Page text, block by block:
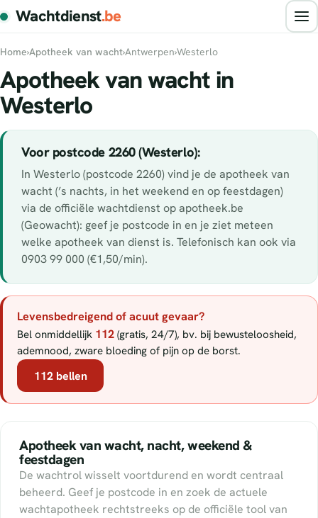
Wachtdienst.be
Home›Apotheek van wacht›Antwerpen›Westerlo
Apotheek van wacht in
Westerlo
Voor postcode 2260 (Westerlo):
In Westerlo (postcode 2260) vind je de apotheek van
wacht (’s nachts, in het weekend en op feestdagen)
via de officiële wachtdienst op apotheek.be
(Geowacht): geef je postcode in en je ziet meteen
welke apotheek van dienst is. Telefonisch kan ook via
0903 99 000 (€1,50/min).
Levensbedreigend of acuut gevaar?
Bel onmiddellijk 112 (gratis, 24/7), bv. bij bewusteloosheid,
ademnood, zware bloeding of pijn op de borst.
112 bellen
Apotheek van wacht, nacht, weekend &
feestdagen
De wachtrol wisselt voortdurend en wordt centraal
beheerd. Geef je postcode in en zoek de actuele
wachtapotheek rechtstreeks op de officiële tool van